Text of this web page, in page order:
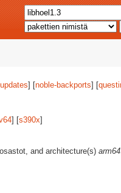
] [noble-backports] [
] [s390x]
and architecture(s) arm64